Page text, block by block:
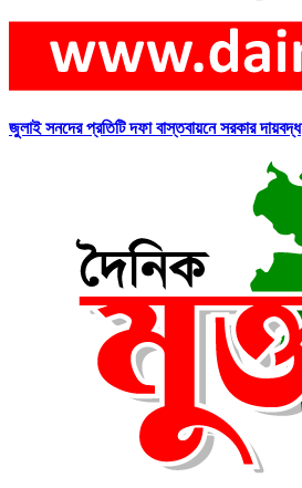
জুলাই সনদের প্রতিটি দফা বাস্তবায়নে সরকার দায়বদ্ধ